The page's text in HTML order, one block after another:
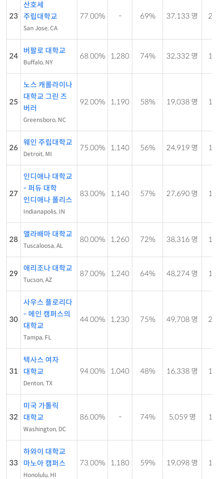
23
산호세
주립대학교
San Jose, CA
77.00% - 69% 37,133 명 24
24
버팔로 대학교
Buffalo, NY
68.00% 1,280 74% 32,332 명 13
25
노스 캐롤라이나
대학교 그린 즈
버러
Greensboro, NC
92.00% 1,190 58% 19,038 명 17
26
웨인 주립대학교
Detroit, MI
75.00% 1,140 56% 24,919 명 14
27
인디애나 대학교
- 퍼듀 대학
인디애나 폴리스
Indianapolis, IN
83.00% 1,140 57% 27,690 명 13
28
앨라배마 대학교
Tuscaloosa, AL
80.00% 1,260 72% 38,316 명 19
29
애리조나 대학교
Tucson, AZ
87.00% 1,240 64% 48,274 명 17
30
사우스 플로리다
- 메인 캠퍼스의
대학교
Tampa, FL
44.00% 1,230 75% 49,708 명 22
31
텍사스 여자
대학교
Denton, TX
94.00% 1,040 48% 16,338 명 17
32
미국 가톨릭
대학교
Washington, DC
86.00% - 74% 5,059 명 11
33
하와이 대학교
마노아 캠퍼스
Honolulu, HI
73.00% 1,180 59% 19,098 명 14